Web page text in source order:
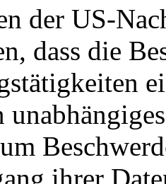
der US-
dass die